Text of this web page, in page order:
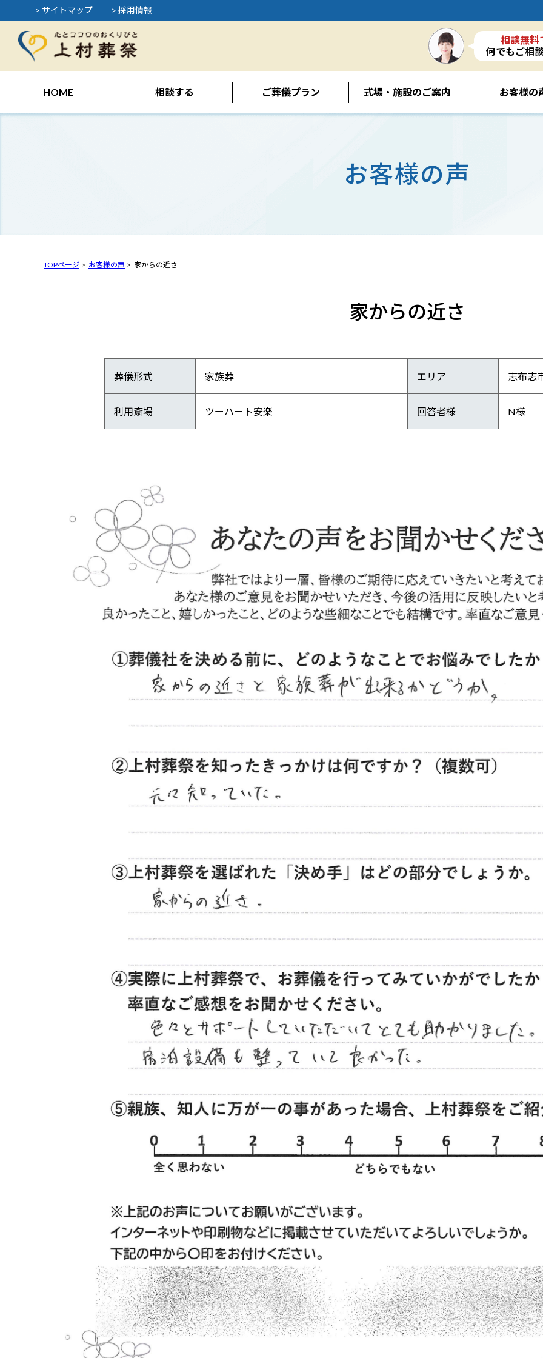
> サイトマップ > 採用情報
相談無料
何でもご相
HOME 相談する ご葬儀プラン 式場・施設のご案内 お客様の
お客様の声
TOPページ お客様の声 家からの近さ
家からの近さ
葬儀形式 家族葬 エリア 志布志
利用斎場 ツーハート安楽 回答者様 N様